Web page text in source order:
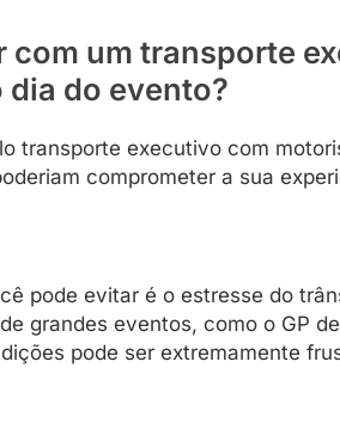
com um transporte
do evento?
transporte executivo com
comprometer a sua
pode evitar é o estresse do
grandes eventos, como o GP
pode ser extremamente